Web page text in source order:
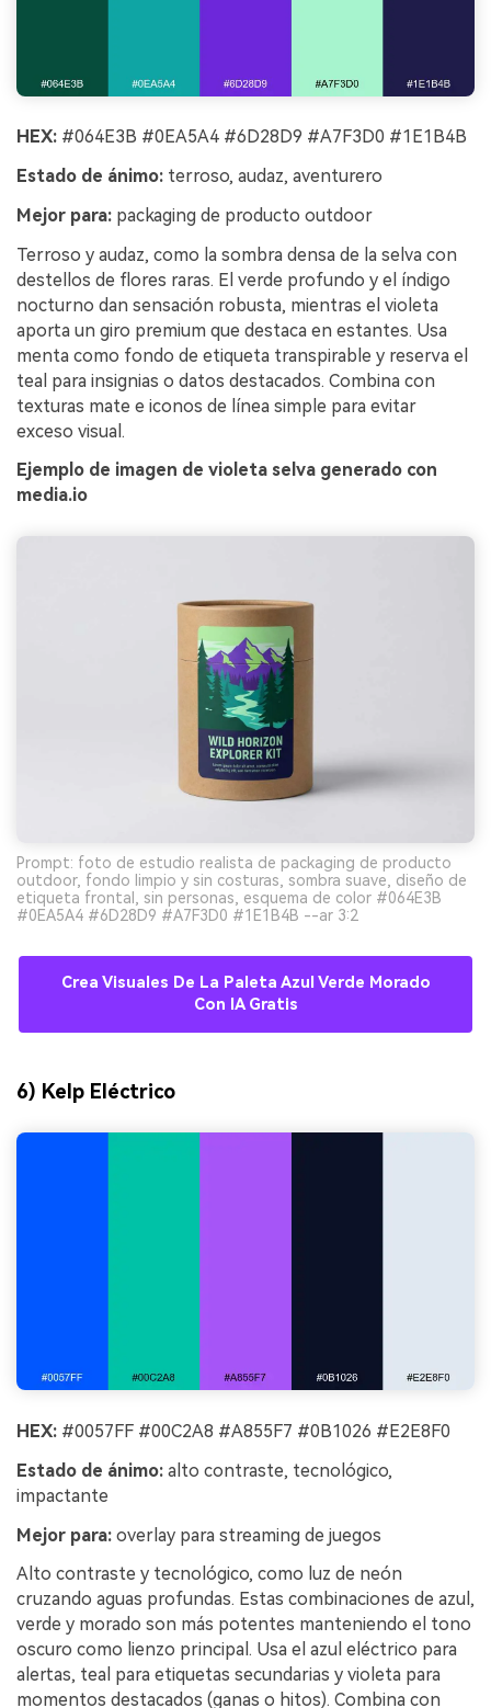
HEX: #064E3B #0EA5A4 #6D28D9 #A7F3D0 #1E1B4B
Estado de ánimo: terroso, audaz, aventurero
Mejor para: packaging de producto outdoor
Terroso y audaz, como la sombra densa de la selva con
destellos de flores raras. El verde profundo y el índigo
nocturno dan sensación robusta, mientras el violeta
aporta un giro premium que destaca en estantes. Usa
menta como fondo de etiqueta transpirable y reserva el
teal para insignias o datos destacados. Combina con
texturas mate e iconos de línea simple para evitar
exceso visual.
Ejemplo de imagen de violeta selva generado con
media.io
Prompt: foto de estudio realista de packaging de producto
outdoor, fondo limpio y sin costuras, sombra suave, diseño de
etiqueta frontal, sin personas, esquema de color #064E3B
#0EA5A4 #6D28D9 #A7F3D0 #1E1B4B --ar 3:2
Crea Visuales De La Paleta Azul Verde Morado
Con IA Gratis
6) Kelp Eléctrico
HEX: #0057FF #00C2A8 #A855F7 #0B1026 #E2E8F0
Estado de ánimo: alto contraste, tecnológico,
impactante
Mejor para: overlay para streaming de juegos
Alto contraste y tecnológico, como luz de neón
cruzando aguas profundas. Estas combinaciones de azul,
verde y morado son más potentes manteniendo el tono
oscuro como lienzo principal. Usa el azul eléctrico para
alertas, teal para etiquetas secundarias y violeta para
momentos destacados (ganas o hitos). Combina con